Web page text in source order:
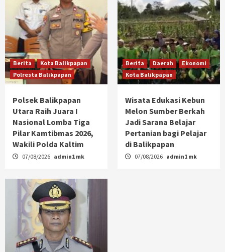
Berita
Kota Balikpapan
Polresta Balikpapan
Polsek Balikpapan
Utara Raih Juara I
Nasional Lomba Tiga
Pilar Kamtibmas 2026,
Wakili Polda Kaltim
07/08/2026 admin1 mk
Berita Daerah
Ekonomi
Kota Balikpapan
Wisata Edukasi Kebun
Melon Sumber Berkah
Jadi Sarana Belajar
Pertanian bagi Pelajar
di Balikpapan
07/08/2026 admin1 mk